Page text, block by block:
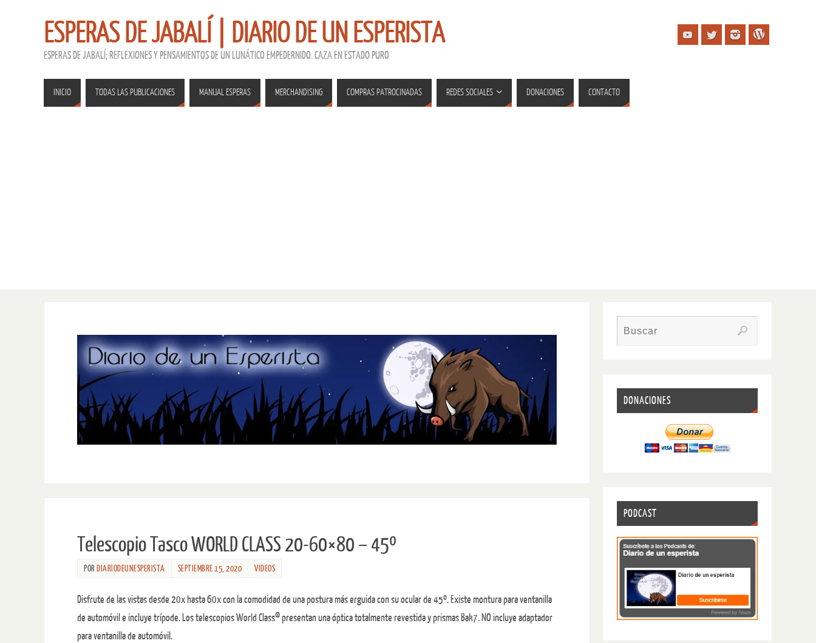
ESPERAS DE JABALÍ | DIARIO DE UN ESPERISTA
ESPERAS DE JABALÍ; REFLEXIONES Y PENSAMIENTOS DE UN LUNÁTICO EMPEDERNIDO. CAZA EN ESTADO PURO
INICIO TODAS LAS PUBLICACIONES MANUAL ESPERAS MERCHANDISING COMPRAS PATROCINADAS REDES SOCIALES DONACIONES CONTACTO
Telescopio Tasco WORLD CLASS 20-60×80 – 45º
POR DIARIODEUNESPERISTA SEPTIEMBRE 15, 2020 VIDEOS
Disfrute de las vistas desde 20x hasta 60x con la comodidad de una postura más erguida con su ocular de 45º. Existe montura para ventanilla
de automóvil e incluye trípode. Los telescopios World Class® presentan una óptica totalmente revestida y prismas Bak7. NO incluye adaptador
para ventanilla de automóvil.
DONACIONES
PODCAST